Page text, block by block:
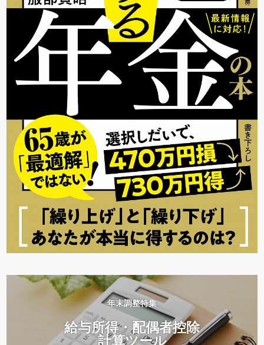
年末調整特集
給与所得・配偶者控除
計算ツール